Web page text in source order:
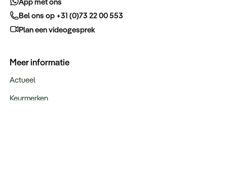
Bel ons op +31 (0)73 22 00 553
Plan een videogesprek
Meer informatie
Actueel
Keurmerken